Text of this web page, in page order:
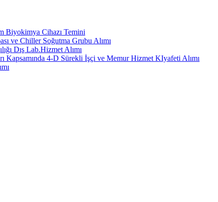
Biyokimya Cihazı Temini
ve Chiller Soğutma Grubu Alımı
Dış Lab.Hizmet Alımı
Kapsamında 4-D Sürekli İşçi ve Memur Hizmet KIyafeti Alımı